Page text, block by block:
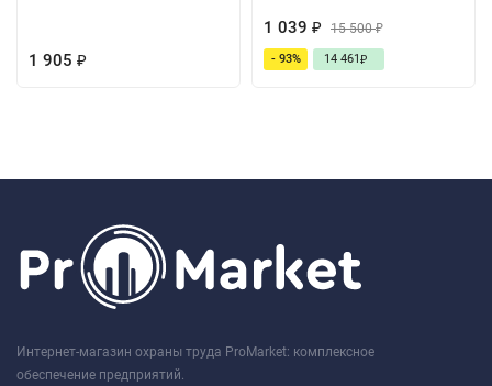
1 905 ₽
1 039 ₽ 15 500₽
- 93% 14 461 ₽
Интернет-магазин охраны труда ProMarket: комплексное
обеспечение предприятий.